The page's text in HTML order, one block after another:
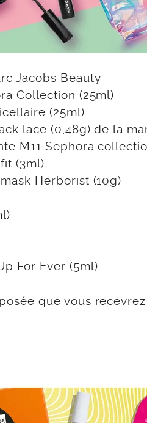
Jacobs Beauty
Collection (25ml)
(25ml)
lace (0,48g) de la
M11 Sephora
(3ml)
Herborist (10g)
For Ever (5ml)
que vous